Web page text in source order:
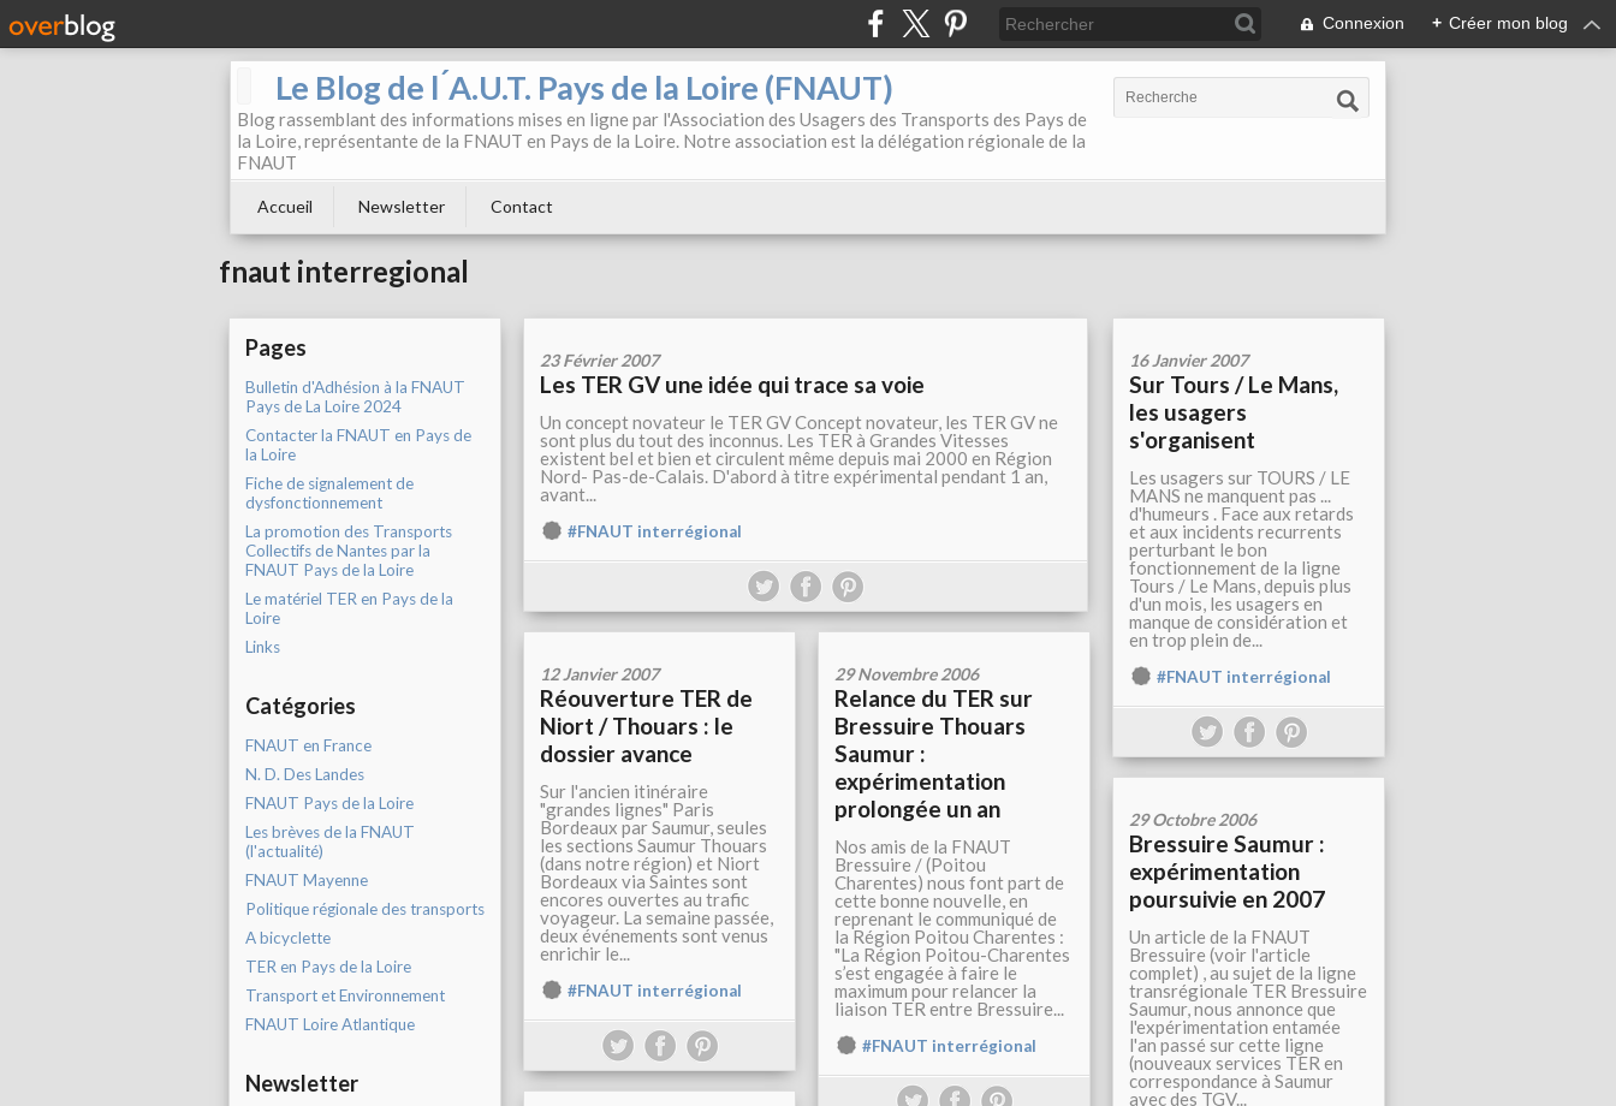
Connexion + Créer mon blog
Le Blog de l ́A.U.T. Pays de la Loire (FNAUT)
Blog rassemblant des informations mises en ligne par l'Association des Usagers des Transports des Pays de
la Loire, représentante de la FNAUT en Pays de la Loire. Notre association est la délégation régionale de la
FNAUT
Accueil Newsletter Contact
fnaut interregional
Pages
Bulletin d'Adhésion à la FNAUT
Pays de La Loire 2024
Contacter la FNAUT en Pays de
la Loire
Fiche de signalement de
dysfonctionnement
La promotion des Transports
Collectifs de Nantes par la
FNAUT Pays de la Loire
Le matériel TER en Pays de la
Loire
Links
Catégories
FNAUT en France
N. D. Des Landes
FNAUT Pays de la Loire
Les brèves de la FNAUT
(l'actualité)
FNAUT Mayenne
Politique régionale des transports
A bicyclette
TER en Pays de la Loire
Transport et Environnement
FNAUT Loire Atlantique
Newsletter
23 Février 2007
Les TER GV une idée qui trace sa voie
Un concept novateur le TER GV Concept novateur, les TER GV ne
sont plus du tout des inconnus. Les TER à Grandes Vitesses
existent bel et bien et circulent même depuis mai 2000 en Région
Nord- Pas-de-Calais. D'abord à titre expérimental pendant 1 an,
avant...
#FNAUT interrégional
16 Janvier 2007
Sur Tours / Le Mans,
les usagers
s'organisent
Les usagers sur TOURS / LE
MANS ne manquent pas ...
d'humeurs . Face aux retards
et aux incidents recurrents
perturbant le bon
fonctionnement de la ligne
Tours / Le Mans, depuis plus
d'un mois, les usagers en
manque de considération et
en trop plein de...
#FNAUT interrégional
12 Janvier 2007
Réouverture TER de
Niort / Thouars : le
dossier avance
Sur l'ancien itinéraire
"grandes lignes" Paris
Bordeaux par Saumur, seules
les sections Saumur Thouars
(dans notre région) et Niort
Bordeaux via Saintes sont
encores ouvertes au trafic
voyageur. La semaine passée,
deux événements sont venus
enrichir le...
#FNAUT interrégional
29 Novembre 2006
Relance du TER sur
Bressuire Thouars
Saumur :
expérimentation
prolongée un an
Nos amis de la FNAUT
Bressuire / (Poitou
Charentes) nous font part de
cette bonne nouvelle, en
reprenant le communiqué de
la Région Poitou Charentes :
"La Région Poitou-Charentes
s’est engagée à faire le
maximum pour relancer la
liaison TER entre Bressuire...
#FNAUT interrégional
29 Octobre 2006
Bressuire Saumur :
expérimentation
poursuivie en 2007
Un article de la FNAUT
Bressuire (voir l'article
complet) , au sujet de la ligne
transrégionale TER Bressuire
Saumur, nous annonce que
l'expérimentation entamée
l'an passé sur cette ligne
(nouveaux services TER en
correspondance à Saumur
avec des TGV...